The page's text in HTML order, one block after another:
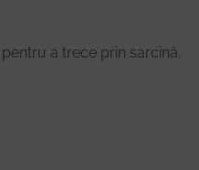
a trece prin sarcină,